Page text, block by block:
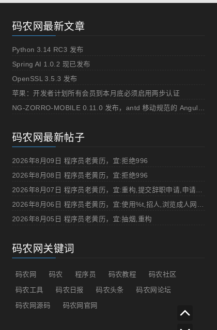
码农网最新文章
Python 3.14 RC3 发布
Spring AI 1.0.2 现已发布
OpenSSL 3.5.3 发布
苹果：开发者计划所有会员到本月底必须启用两步认证
码农网最新帖子
2026年8月09日 程序员老黄历，宜:拒绝996
2026年8月08日 程序员老黄历，宜:拒绝996
2026年8月05日 程序员老黄历，宜:抽烟,重构
码农网关键词
码农网 码农 程序员 码农教程
码农社区
码农工具
码农日报 码农头条
码农网论坛
码农网源码
码农网官网